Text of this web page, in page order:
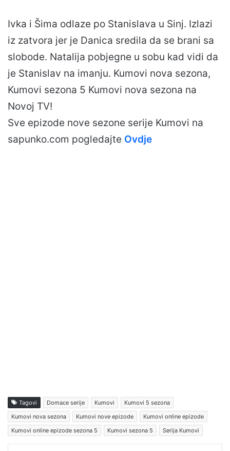
Ivka i Šima odlaze po Stanislava u Sinj. Izlazi
iz zatvora jer je Danica sredila da se brani sa
slobode. Natalija pobjegne u sobu kad vidi da
je Stanislav na imanju. Kumovi nova sezona,
Kumovi sezona 5 Kumovi nova sezona na
Novoj TV!
Sve epizode nove sezone serije Kumovi na
sapunko.com pogledajte Ovdje
Tagovi Domace serije Kumovi
Kumovi 5 sezona
Kumovi nova sezona
Kumovi nove epizode
Kumovi online epizode
Kumovi online epizode sezona 5
Kumovi sezona 5 Serija Kumovi